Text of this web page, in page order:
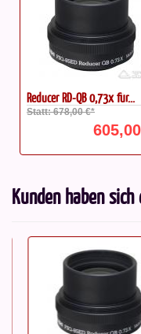
Reducer RD-QB 0,73x für...
Statt: 678,00 €*
Kunden haben